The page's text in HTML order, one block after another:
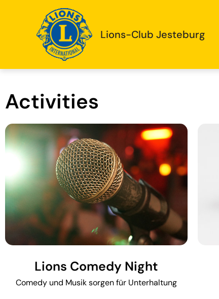
Lions-Club Jesteburg
Activities
Lions Comedy Night
Comedy und Musik sorgen für Unterhaltung